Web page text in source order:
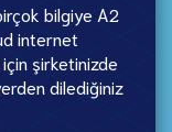
bilgiye A2
internet
şirketinizde
dilediğiniz